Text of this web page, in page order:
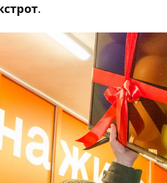
.